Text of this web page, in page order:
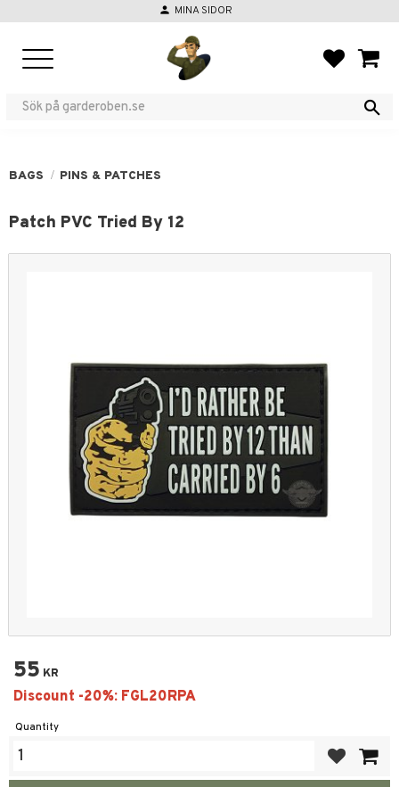
person MINA SIDOR
BAGS PINS & PATCHES
Patch PVC Tried By 12
55 KR
Quantity